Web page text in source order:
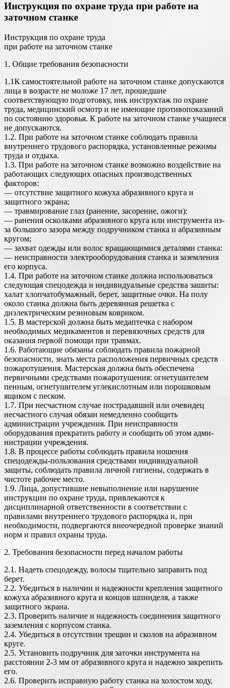
Инструкция по охране труда при работе на
заточном станке
Инструкция по охране труда
при работе на заточном станке
1. Общие требования безопасности
1.1К самостоятельной работе на заточном станке допускаются
лица в возрасте не моложе 17 лет, прошедшие
соответствующую подготовку, инк инструктаж по охране
труда, медицинский осмотр и не имеющие противопоказаний
по состоянию здоровья. К работе на заточном станке учащиеся
не допускаются.
1.2. При работе на заточном станке соблюдать правила
внутреннего тру­дового распорядка, установленные режимы
труда и отдыха.
1.3. При работе на заточном станке возможно воздействие на
работа­ющих следующих опасных производственных
факторов:
— отсутствие защитного кожуха абразивного круга и
защитного экрана;
— травмирование глаз (ранение, засорение, ожоги):
— ранения осколками абразивного круга или инструмента из-
за боль­шого зазора между подручником станка и абразивным
кругом;
— захват одежды или волос вращающимися деталями станка:
— неисправности электрооборудования станка и заземления
его корпуса.
1.4. При работе на заточном станке должна использоваться
следующая спецодежда и индивидуальные средства зашиты:
халат хлопчатобумажный, берет, защитные очки. На полу
около станка должна быть деревянная ре­шетка с
диэлектрическим резиновым ковриком.
1.5. В мастерской должна быть медаптечка с набором
необходимых медикаментов и перевязочных средств для
оказания первой помощи при травмах.
1.6. Работающие обязаны соблюдать правила пожарной
безопасности, знать места расположения первичных средств
пожаротушения. Мастерс­кая должна быть обеспечена
первичными средствами пожаротушения: ог­нетушителем
пенным, огнетушителем углекислотным или порошковым
ящиком с песком.
1.7. При несчастном случае пострадавший или очевидец
несчастного случая обязан немедленно сообщить
администрации учреждения. При не­исправности
оборудования прекратить работу и сообщить об этом адми­
нистрации учреждения.
1.8. В процессе работы соблюдать правила ношения
спецодежды-пользования средствами индивидуальной
защиты, соблюдать правила лич­ной гигиены, содержать в
чистоте рабочее место.
1.9. Лица, допустившие невыполнение или нарушение
инструкции по охране труда, привлекаются к
дисциплинарной ответственности в соответствии с
правилами внутреннего трудового распорядка и, при
необходи­мости, подвергаются внеочередной проверке знаний
норм и правил охра­ны труда.
2. Требования безопасности перед началом работы
2.1. Надеть спецодежду, волосы тщательно заправить под
берет.
2.2. Убедиться в наличии и надежности крепления защитного
кожуха абразивного круга и концов шпинделя, а также
защитного экрана.
2.3. Проверить наличие и надежность соединения защитного
заземле­ния с корпусом станка.
2.4. Убедиться в отсутствии трещин и сколов на абразивном
круге.
2.5. Установить подручник для заточки инструмента на
расстоянии 2-3 мм от абразивного круга и надежно закрепить
его.
2.6. Проверить исправную работу станка на холостом ходу,